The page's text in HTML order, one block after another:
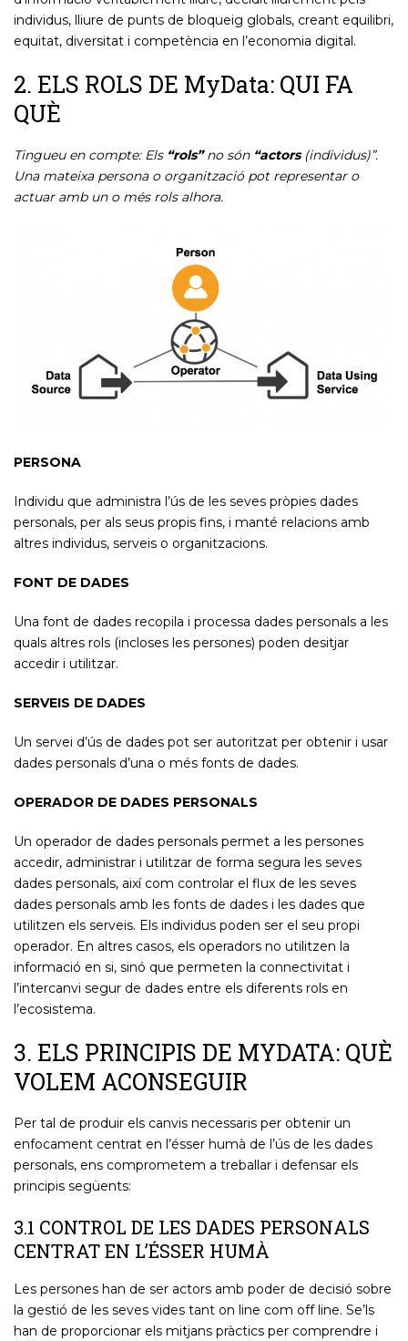
individus, lliure de punts de bloqueig globals, creant equilibri,
equitat, diversitat i competència en l’economia digital.
2. ELS ROLS DE MyData: QUI FA
QUÈ
Tingueu en compte: Els “rols”no són “actors(individus)”.
Una mateixa persona o organització pot representar o
actuar amb un o més rols alhora.
PERSONA
Individu que administra l’ús de les seves pròpies dades
personals, per als seus propis fins, i manté relacions amb
altres individus, serveis o organitzacions.
FONT DE DADES
Una font de dades recopila i processa dades personals a les
quals altres rols (incloses les persones) poden desitjar
accedir i utilitzar.
SERVEIS DE DADES
Un servei d’ús de dades pot ser autoritzat per obtenir i usar
dades personals d’una o més fonts de dades.
OPERADOR DE DADES PERSONALS
Un operador de dades personals permet a les persones
accedir, administrar i utilitzar de forma segura les seves
dades personals, així com controlar el flux de les seves
dades personals amb les fonts de dades i les dades que
utilitzen els serveis. Els individus poden ser el seu propi
operador. En altres casos, els operadors no utilitzen la
informació en si, sinó que permeten la connectivitat i
l’intercanvi segur de dades entre els diferents rols en
l’ecosistema.
3. ELS PRINCIPIS DE MYDATA: QUÈ
VOLEM ACONSEGUIR
Per tal de produir els canvis necessaris per obtenir un
enfocament centrat en l’ésser humà de l’ús de les dades
personals, ens comprometem a treballar i defensar els
principis següents:
3.1 CONTROL DE LES DADES PERSONALS
CENTRAT EN L’ÉSSER HUMÀ
Les persones han de ser actors amb poder de decisió sobre
la gestió de les seves vides tant on line com off line. Se’ls
han de proporcionar els mitjans pràctics per comprendre i